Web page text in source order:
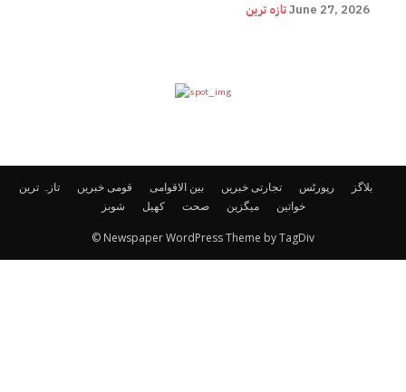
تازہ ترینJune 27, 2026
تازہ ترین قومی خبریں بین الاقوامی تجارتی خبریں رپورٹس
بلاگز
شوبز
کھیل صحت میگزین خواتین
© Newspaper WordPress Theme by TagDiv